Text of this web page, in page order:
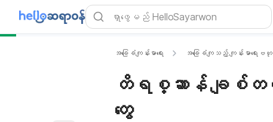
အခြေခံကျန်းမာရေး အခြေခံကျသည့် ကျန်းမာရေးဗဟု
တိရစ္ဆာန် ချစ်တတ်
တွေ